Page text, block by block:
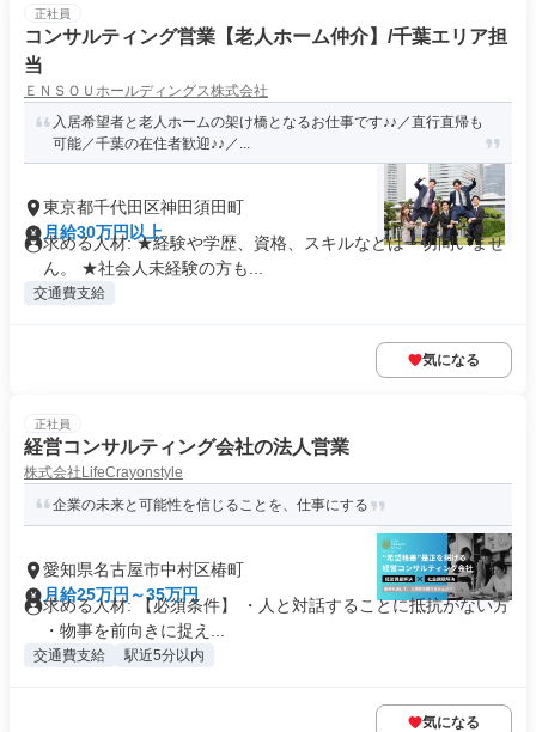
正社員
コンサルティング営業【老人ホーム仲介】/千葉エリア担
当
ＥＮＳＯＵホールディングス株式会社
入居希望者と老人ホームの架け橋となるお仕事です♪♪／直行直帰も
可能／千葉の在住者歓迎♪♪／...
東京都千代田区神田須田町
月給30万円以上
求める人材: ★経験や学歴、資格、スキルなどは一切問いませ
ん。 ★社会人未経験の方も...
交通費支給
気になる
正社員
経営コンサルティング会社の法人営業
株式会社LifeCrayonstyle
企業の未来と可能性を信じることを、仕事にする
愛知県名古屋市中村区椿町
月給25万円～35万円
求める人材: 【必須条件】 ・人と対話することに抵抗がない方
・物事を前向きに捉え...
交通費支給 駅近5分以内
気になる